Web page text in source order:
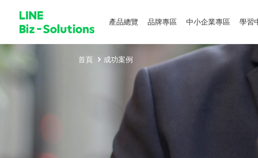
產品總覽 品牌專區 中小企業專區 學習
首頁 成功案例